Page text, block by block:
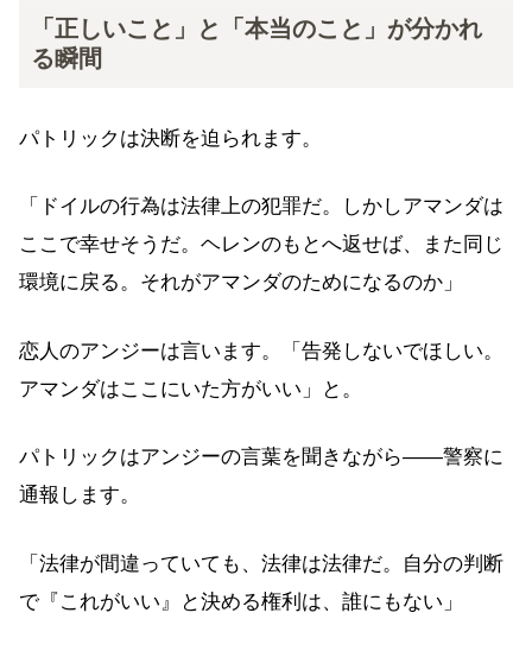
「正しいこと」と「本当のこと」が分かれ
る瞬間
パトリックは決断を迫られます。
「ドイルの行為は法律上の犯罪だ。しかしアマンダは
ここで幸せそうだ。ヘレンのもとへ返せば、また同じ
環境に戻る。それがアマンダのためになるのか」
恋人のアンジーは言います。「告発しないでほしい。
アマンダはここにいた方がいい」と。
パトリックはアンジーの言葉を聞きながら——警察に
通報します。
「法律が間違っていても、法律は法律だ。自分の判断
で『これがいい』と決める権利は、誰にもない」